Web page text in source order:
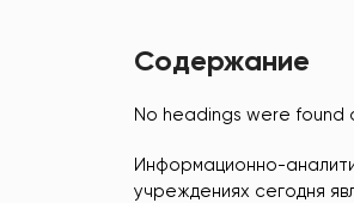
Содержание
No headings were found
Информационно-
учреждениях сегодня